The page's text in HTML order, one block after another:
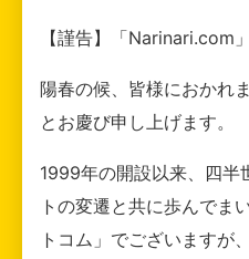
【謹告】「Narinari.com
陽春の候、皆様におかれ
とお慶び申し上げます。
1999年の開設以来、四半
トの変遷と共に歩んでま
トコム」でございますが